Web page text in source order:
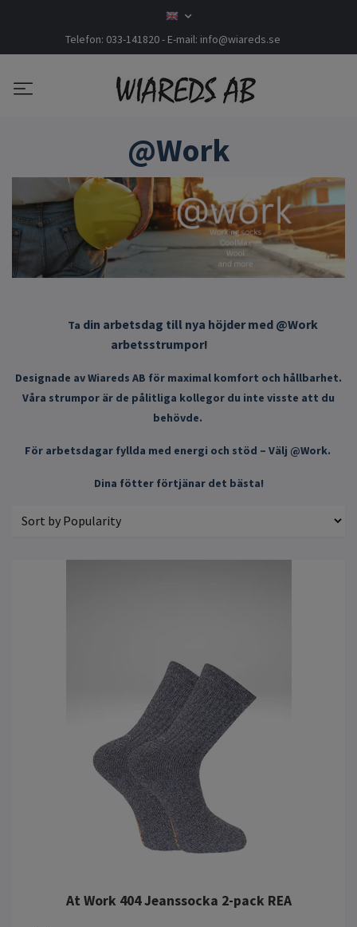
Telefon: 033-141820 - E-mail: info@wiareds.se
@Work
Ta din arbetsdag till nya höjder med @Work
arbetsstrumpor!
Designade av Wiareds AB för maximal komfort och hållbarhet.
Våra strumpor är de pålitliga kollegor du inte visste att du
behövde.
För arbetsdagar fyllda med energi och stöd – Välj @Work.
Dina fötter förtjänar det bästa!
At Work 404 Jeanssocka 2-pack REA